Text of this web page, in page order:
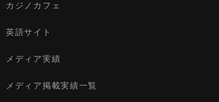
カジノカフェ
英語サイト
メディア実績
メディア掲載実績一覧